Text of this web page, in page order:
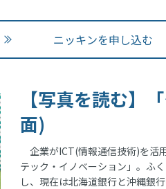
ニッキンを申し込む
【写真を読む】
面)
企業がICT(情報通信技術)を活
テック・イノベーション」。ふ
し、現在は北海道銀行と沖縄銀